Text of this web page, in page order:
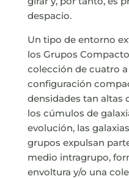
despacio.
Un tipo de entorno
los Grupos
colección de cuatro
configuración
densidades tan altas
los cúmulos de
evolución, las
grupos expulsan
medio intragrupo,
envoltura y/o una